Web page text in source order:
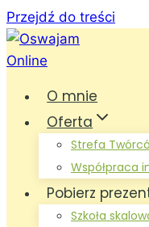
Przejdź do treści
O mnie
Oferta
Strefa
Współpraca
Pobierz
Szkoła